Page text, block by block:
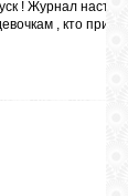
! Журнал
, кто